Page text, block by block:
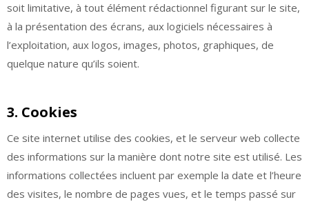
soit limitative, à tout élément rédactionnel figurant sur le site,
à la présentation des écrans, aux logiciels nécessaires à
l’exploitation, aux logos, images, photos, graphiques, de
quelque nature qu’ils soient.
3. Cookies
Ce site internet utilise des cookies, et le serveur web collecte
des informations sur la manière dont notre site est utilisé. Les
informations collectées incluent par exemple la date et l’heure
des visites, le nombre de pages vues, et le temps passé sur